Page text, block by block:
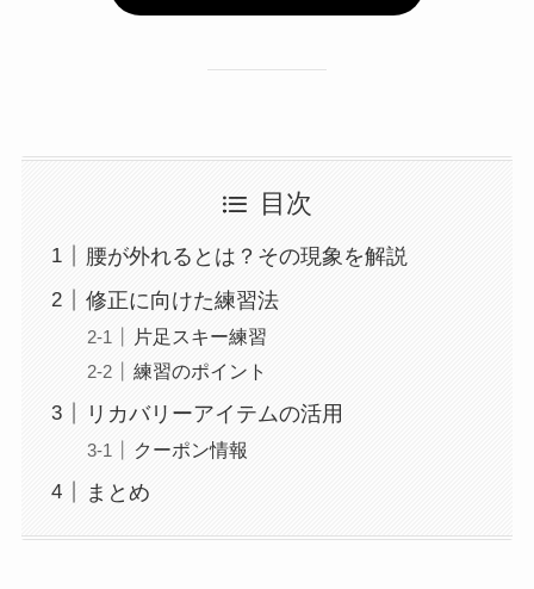
目次
腰が外れるとは？その現象を解説
修正に向けた練習法
片足スキー練習
練習のポイント
リカバリーアイテムの活用
クーポン情報
まとめ